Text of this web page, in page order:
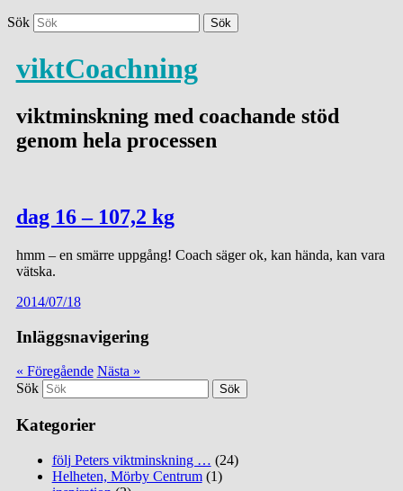
Sök
viktCoachning
viktminskning med coachande stöd
genom hela processen
dag 16 – 107,2 kg
hmm – en smärre uppgång! Coach säger ok, kan hända, kan vara
vätska.
2014/07/18
Inläggsnavigering
« Föregående Nästa »
Sök
Kategorier
följ Peters viktminskning … (24)
Helheten, Mörby Centrum(1)